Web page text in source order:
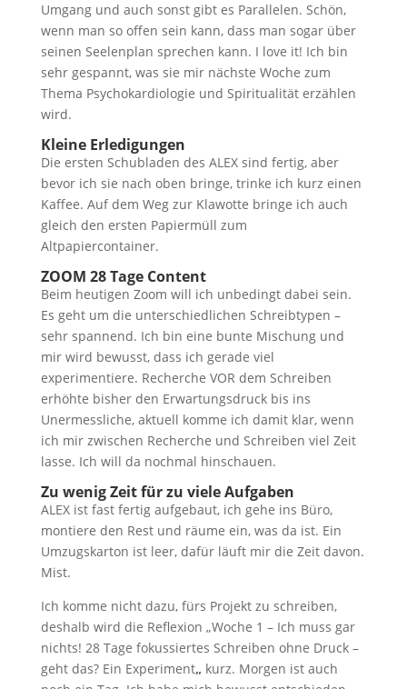
Umgang und auch sonst gibt es Parallelen. Schön,
wenn man so offen sein kann, dass man sogar über
seinen Seelenplan sprechen kann. I love it! Ich bin
sehr gespannt, was sie mir nächste Woche zum
Thema Psychokardiologie und Spiritualität erzählen
wird.
Kleine Erledigungen
Die ersten Schubladen des ALEX sind fertig, aber
bevor ich sie nach oben bringe, trinke ich kurz einen
Kaffee. Auf dem Weg zur Klawotte bringe ich auch
gleich den ersten Papiermüll zum
Altpapiercontainer.
ZOOM 28 Tage Content
Beim heutigen Zoom will ich unbedingt dabei sein.
Es geht um die unterschiedlichen Schreibtypen –
sehr spannend. Ich bin eine bunte Mischung und
mir wird bewusst, dass ich gerade viel
experimentiere. Recherche VOR dem Schreiben
erhöhte bisher den Erwartungsdruck bis ins
Unermessliche, aktuell komme ich damit klar, wenn
ich mir zwischen Recherche und Schreiben viel Zeit
lasse. Ich will da nochmal hinschauen.
Zu wenig Zeit für zu viele Aufgaben
ALEX ist fast fertig aufgebaut, ich gehe ins Büro,
montiere den Rest und räume ein, was da ist. Ein
Umzugskarton ist leer, dafür läuft mir die Zeit davon.
Mist.
Ich komme nicht dazu, fürs Projekt zu schreiben,
deshalb wird die Reflexion „Woche 1 – Ich muss gar
nichts! 28 Tage fokussiertes Schreiben ohne Druck –
geht das? Ein Experiment„kurz. Morgen ist auch